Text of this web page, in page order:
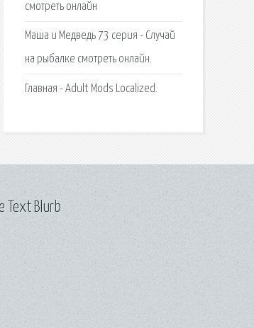
смотреть онлайн
Маша и Медведь 73 серия - Случай
на рыбалке смотреть онлайн.
Главная - Adult Mods Localized.
Text Blurb